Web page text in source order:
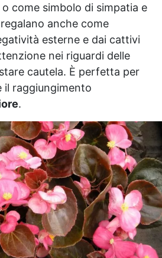
o come simbolo di simpatia e
anche come
esterne e dai cattivi
nei riguardi delle
cautela. È perfetta per
il raggiungimento
.